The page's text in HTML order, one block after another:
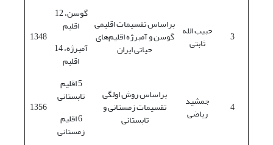
3 حبیب الله
ثابتی
براساس تقسیمات اقلیمی
گوسن و آمبرژه اقلیم‌های
حیاتی ایران
گوسن، 12
اقلیم
آمبرژه، 14
اقلیم
1348
4 جمشید
ریاضی
براساس روش اولگی
تقسیمات زمستانی و
تابستانی
5 اقلیم
تابستانی
6 اقلیم
زمستانی
1356